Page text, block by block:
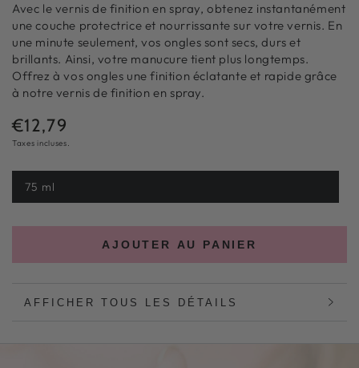
Avec le vernis de finition en spray, obtenez instantanément
une couche protectrice et nourrissante sur votre vernis. En
une minute seulement, vos ongles sont secs, durs et
brillants. Ainsi, votre manucure tient plus longtemps.
Offrez à vos ongles une finition éclatante et rapide grâce
à notre vernis de finition en spray.
Prix
€12,79
Taxes incluses.
75 ml
Variante
épuisée
indisponible
AJOUTER AU PANIER
AFFICHER TOUS LES DÉTAILS